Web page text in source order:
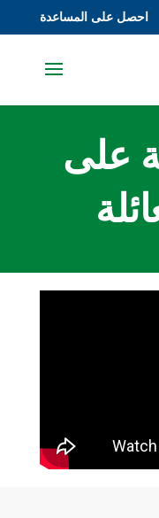
احصل على المساعدة
على